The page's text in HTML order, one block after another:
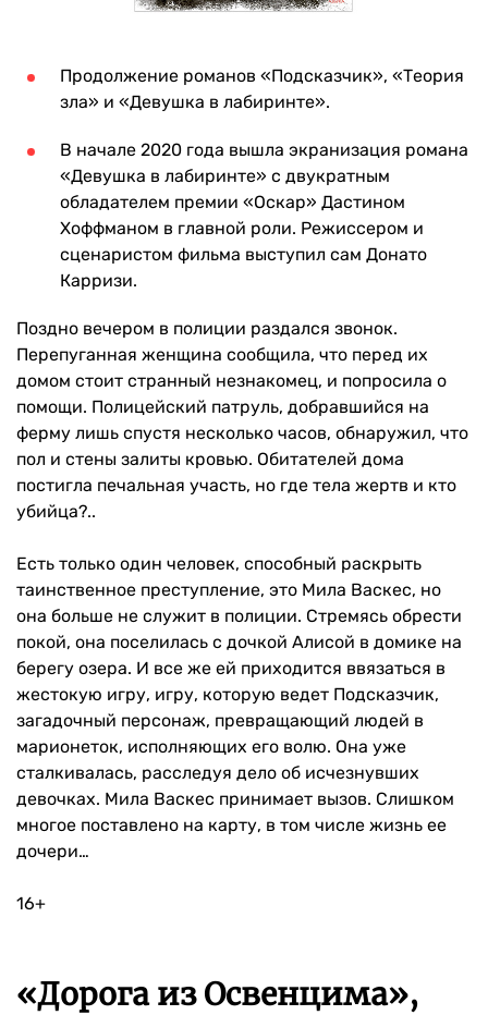
Продолжение романов «Подсказчик», «Теория
зла» и «Девушка в лабиринте».
В начале 2020 года вышла экранизация романа
«Девушка в лабиринте» с двукратным
обладателем премии «Оскар» Дастином
Хоффманом в главной роли. Режиссером и
сценаристом фильма выступил сам Донато
Карризи.
Поздно вечером в полиции раздался звонок.
Перепуганная женщина сообщила, что перед их
домом стоит странный незнакомец, и попросила о
помощи. Полицейский патруль, добравшийся на
ферму лишь спустя несколько часов, обнаружил, что
пол и стены залиты кровью. Обитателей дома
постигла печальная участь, но где тела жертв и кто
убийца?..
Есть только один человек, способный раскрыть
таинственное преступление, это Мила Васкес, но
она больше не служит в полиции. Стремясь обрести
покой, она поселилась с дочкой Алисой в домике на
берегу озера. И все же ей приходится ввязаться в
жестокую игру, игру, которую ведет Подсказчик,
загадочный персонаж, превращающий людей в
марионеток, исполняющих его волю. Она уже
сталкивалась, расследуя дело об исчезнувших
девочках. Мила Васкес принимает вызов. Слишком
многое поставлено на карту, в том числе жизнь ее
дочери…
16+
«Дорога из Освенцима»,